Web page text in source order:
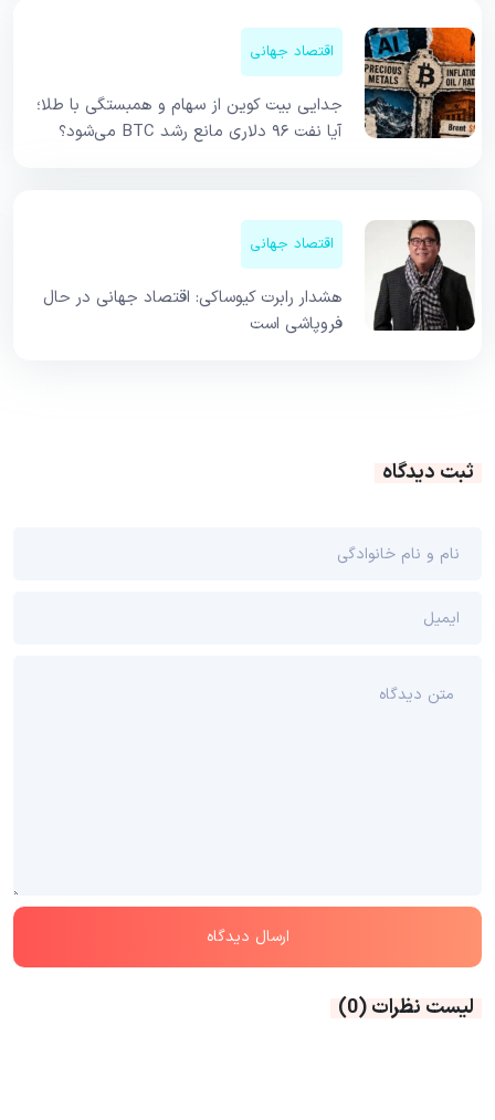
اقتصاد جهانی
جدایی بیت کوین از سهام و همبستگی با طلا؛
آیا نفت ۹۶ دلاری مانع رشد BTC می‌شود؟
اقتصاد جهانی
هشدار رابرت کیوساکی: اقتصاد جهانی در حال
فروپاشی است
ثبت دیدگاه
لیست نظرات(0)